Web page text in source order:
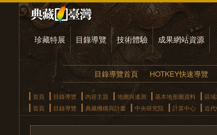
珍藏特展 目錄導覽 技術體驗 成果網站資源
目錄導覽首頁 HOTKEY快速導覽
首頁 目錄導覽 內容主題 地圖與遙測 基本地形圖資料
區
首頁
目錄導覽 典藏機構與計畫 中央研究院 計算中心 近